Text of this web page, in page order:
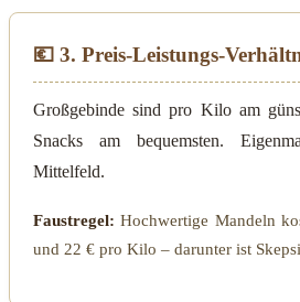
💶 3. Preis-Leistungs-
Großgebinde sind pro Kilo am
Snacks am bequemsten.
Mittelfeld.
Faustregel: Hochwertige Mandeln
und 22 € pro Kilo – darunter ist